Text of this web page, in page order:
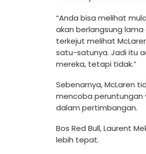
“Anda bisa melihat
akan berlangsung
terkejut melihat
satu-satunya. Jadi itu
mereka, tetapi tidak.”
Sebenarnya, McLaren
mencoba peruntungan
dalam pertimbangan.
Bos Red Bull, Laurent
lebih tepat.